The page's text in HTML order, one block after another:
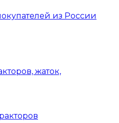
из России
жаток,